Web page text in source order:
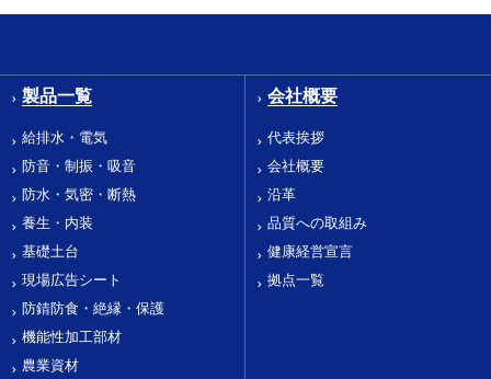
製品一覧
給排水・電気
防音・制振・吸音
防水・気密・断熱
養生・内装
基礎土台
現場広告シート
防錆防食・絶縁・保護
機能性加工部材
農業資材
会社概要
代表挨拶
会社概要
沿革
品質への取組み
健康経営宣言
拠点一覧